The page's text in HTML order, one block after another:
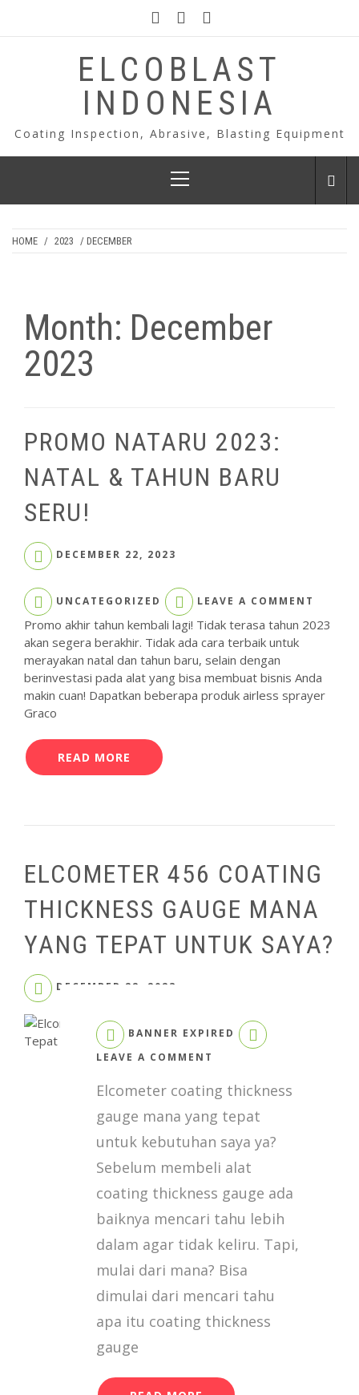
ELCOBLAST
INDONESIA
Coating Inspection, Abrasive, Blasting Equipment
Menu
HOME / 2023 / DECEMBER
Month: December
2023
PROMO NATARU 2023:
NATAL & TAHUN BARU
SERU!
DECEMBER 22, 2023
UNCATEGORIZED LEAVE A COMMENT
TAHUN
BARU
Promo akhir tahun kembali lagi! Tidak terasa tahun 2023
akan segera berakhir. Tidak ada cara terbaik untuk
merayakan natal dan tahun baru, selain dengan
berinvestasi pada alat yang bisa membuat bisnis Anda
makin cuan! Dapatkan beberapa produk airless sprayer
Graco
READ MORE
ELCOMETER 456 COATING
THICKNESS GAUGE MANA
YANG TEPAT UNTUK SAYA?
DECEMBER 22, 2023
BANNER EXPIRED
LEAVE A COMMENT
456
THICKNESS
GAUGE
YANG
TEPAT
SAYA?
Elcometer coating thickness
gauge mana yang tepat
untuk kebutuhan saya ya?
Sebelum membeli alat
coating thickness gauge ada
baiknya mencari tahu lebih
dalam agar tidak keliru. Tapi,
mulai dari mana? Bisa
dimulai dari mencari tahu
apa itu coating thickness
gauge